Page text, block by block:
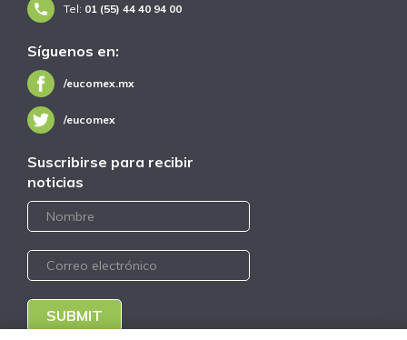
Tel: 01 (55) 44 40 94 00
Síguenos en:
/eucomex.mx
/eucomex
Suscribirse para recibir
noticias
SUBMIT